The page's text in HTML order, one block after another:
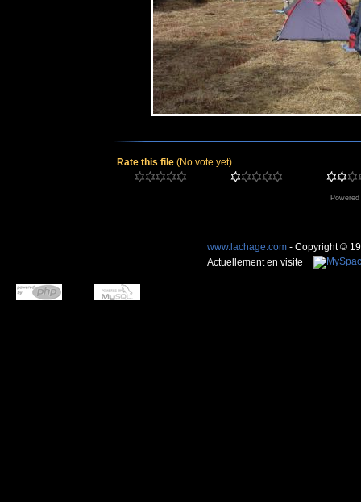
Rate this file (No vote yet)
www.lachage.com - Copyright ©
Actuellement en visite